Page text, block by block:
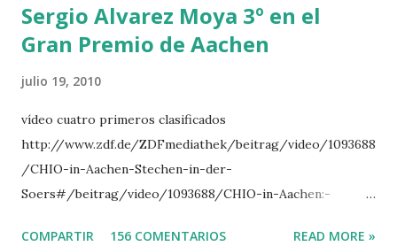
Sergio Alvarez Moya 3º en el
Gran Premio de Aachen
julio 19, 2010
vídeo cuatro primeros clasificados
http://www.zdf.de/ZDFmediathek/beitrag/video/1093688
/CHIO-in-Aachen-Stechen-in-der-
Soers#/beitrag/video/1093688/CHIO-in-Aachen:-
COMPARTIR 156 COMENTARIOS READ MORE »